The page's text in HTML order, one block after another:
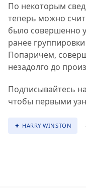
По некоторым
теперь можно
было совершенно
ранее
Попаричем,
незадолго до
Подписывайтесь
чтобы первыми
HARRY WINSTON